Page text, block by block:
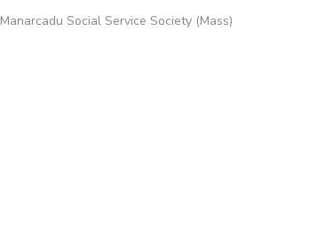
Manarcadu Social Service Society (Mass)